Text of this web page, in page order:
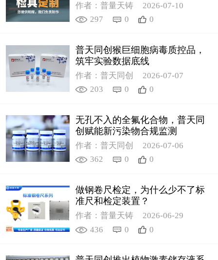
作者：普量天铸
2026-07-10
297
0 0
普天同创猴巨细胞病毒质控品，
筑牢实验数据底线
作者：普天同创
2026-07-07
203
0 0
无孔不入的全氟化合物，普天同
创赋能新污染物合规监测
作者：普天同创
2026-07-06
362
0 0
做钢卷尺检定，为什么少不了标
准尺和检定装置？
作者：普量天铸
2026-06-29
436
0 0